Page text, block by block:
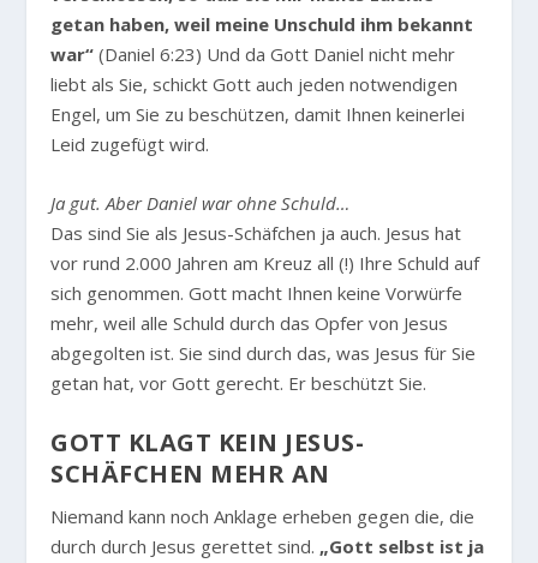
getan haben, weil meine Unschuld ihm bekannt
war“ (Daniel 6:23) Und da Gott Daniel nicht mehr
liebt als Sie, schickt Gott auch jeden notwendigen
Engel, um Sie zu beschützen, damit Ihnen keinerlei
Leid zugefügt wird.
Ja gut. Aber Daniel war ohne Schuld…
Das sind Sie als Jesus-Schäfchen ja auch. Jesus hat
vor rund 2.000 Jahren am Kreuz all (!) Ihre Schuld auf
sich genommen. Gott macht Ihnen keine Vorwürfe
mehr, weil alle Schuld durch das Opfer von Jesus
abgegolten ist. Sie sind durch das, was Jesus für Sie
getan hat, vor Gott gerecht. Er beschützt Sie.
GOTT KLAGT KEIN JESUS-
SCHÄFCHEN MEHR AN
Niemand kann noch Anklage erheben gegen die, die
durch durch Jesus gerettet sind. „Gott selbst ist ja